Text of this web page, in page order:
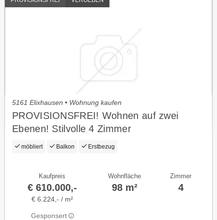
5161 Elixhausen • Wohnung kaufen
PROVISIONSFREI! Wohnen auf zwei
Ebenen! Stilvolle 4 Zimmer
Erstbezugswohnung in Elixhausen
möbliert Balkon Erstbezug
Kaufpreis
€ 610.000,-
€ 6.224,- / m²
Gesponsert
Wohnfläche
98 m²
Zimmer
4